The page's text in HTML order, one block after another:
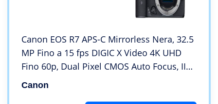
Canon EOS R7 APS-C Mirrorless Nera, 32.5
MP Fino a 15 fps DIGIC X Video 4K UHD
Fino 60p, Dual Pixel CMOS Auto Focus, II
Display Touchscreen Orientabile 7.5 cm,
Canon